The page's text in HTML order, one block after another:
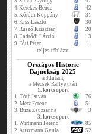
4.Kerekes Bence
42
5.Kóródi Koppány
31
6.Kiss László
30
7.Ruszó Krisztián
20
8.Endrődi László
13
9.Fóti Péter 11
teljes táblázat
Országos Historic
Bajnokság 2025
a 3.futam,
a Mecsek Rallye után
1. korcsoport
1. Tóth István
76
2. Metz Ferenc
51
3. Buza Zsuzsanna
3
3. korcsoport
1.Wirtmann Ferenc
85
2.Auszmann Gyula
52